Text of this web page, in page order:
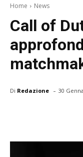
Home News
Call of
Di Redazione - 30